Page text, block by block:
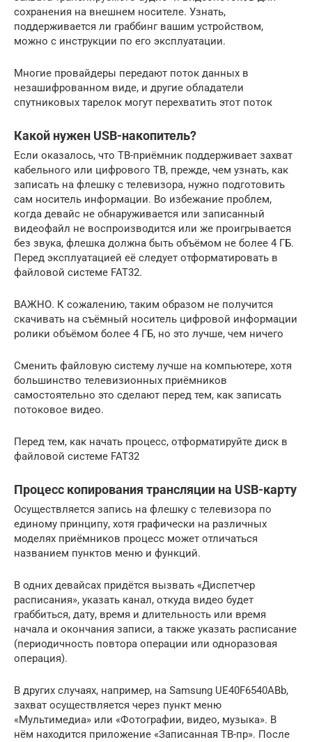
сохранения на внешнем носителе. Узнать,
поддерживается ли граббинг вашим устройством,
можно с инструкции по его эксплуатации.
Многие провайдеры передают поток данных в
незашифрованном виде, и другие обладатели
спутниковых тарелок могут перехватить этот поток
Какой нужен USB-накопитель?
Если оказалось, что ТВ-приёмник поддерживает захват
кабельного или цифрового ТВ, прежде, чем узнать, как
записать на флешку с телевизора, нужно подготовить
сам носитель информации. Во избежание проблем,
когда девайс не обнаруживается или записанный
видеофайл не воспроизводится или же проигрывается
без звука, флешка должна быть объёмом не более 4 ГБ.
Перед эксплуатацией её следует отформатировать в
файловой системе FAT32.
ВАЖНО. К сожалению, таким образом не получится
скачивать на съёмный носитель цифровой информации
ролики объёмом более 4 ГБ, но это лучше, чем ничего
Сменить файловую систему лучше на компьютере, хотя
большинство телевизионных приёмников
самостоятельно это сделают перед тем, как записать
потоковое видео.
Перед тем, как начать процесс, отформатируйте диск в
файловой системе FAT32
Процесс копирования трансляции на USB-карту
Осуществляется запись на флешку с телевизора по
единому принципу, хотя графически на различных
моделях приёмников процесс может отличаться
названием пунктов меню и функций.
В одних девайсах придётся вызвать «Диспетчер
расписания», указать канал, откуда видео будет
граббиться, дату, время и длительность или время
начала и окончания записи, а также указать расписание
(периодичность повтора операции или одноразовая
операция).
В других случаях, например, на Samsung UE40F6540ABb,
захват осуществляется через пункт меню
«Мультимедиа» или «Фотографии, видео, музыка». В
нём находится приложение «Записанная ТВ-пр». После